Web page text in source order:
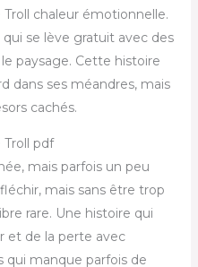
Troll chaleur émotionnelle.
se lève gratuit avec des
paysage. Cette histoire
dans ses méandres, mais
cachés.
Troll pdf
mais parfois un peu
mais sans être trop
rare. Une histoire qui
et de la perte avec
qui manque parfois de